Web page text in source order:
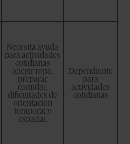
Necesita ayuda
para actividades
cotidianas
(elegir ropa,
preparar
comida),
dificultades de
orientación
temporal y
espacial.
Dependiente
para
actividades
cotidianas